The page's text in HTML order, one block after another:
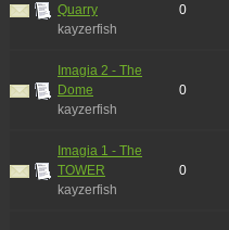
Quarry
kayzerfish
0
Imagia 2 - The
Dome
kayzerfish
0
Imagia 1 - The
TOWER
kayzerfish
0